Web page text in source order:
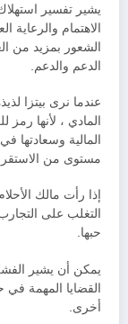
يشير تفسير
الاهتمام
الشعور بمزيد من
الدعم والدعم.
عندما نرى بيتزا
المادي ، لأنها رمز
المالية وسعادتها
مستوى من
إذا رأت مالك
التغلب على
حبها.
يمكن أن يشير
القضايا المهمة في
أخرى.